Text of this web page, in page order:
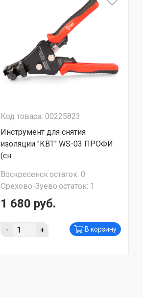
Код товара: 00225823
Инструмент для снятия
изоляции "КВТ" WS-03 ПРОФИ
(сн...
Воскресенскостаток: 0
Орехово-Зуево остаток: 1
1 680 руб.
- + В корзину